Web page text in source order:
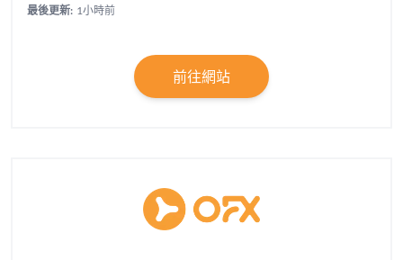
最後更新: 1小時前
前往網站